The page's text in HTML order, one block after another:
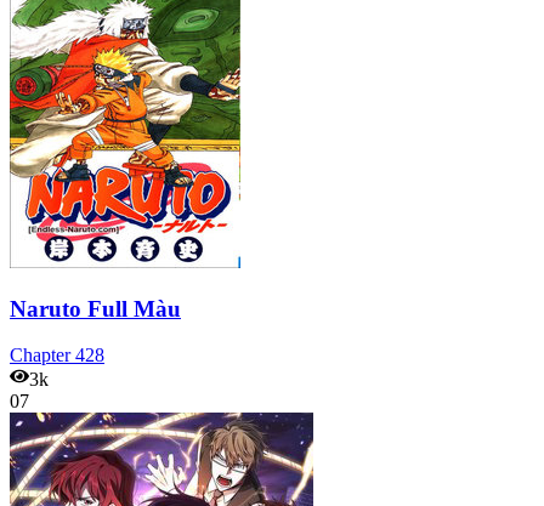
Naruto Full Màu
Chapter428
3k
07